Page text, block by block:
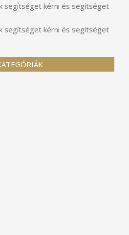
segítséget kérni és segítséget
segítséget kérni és segítséget